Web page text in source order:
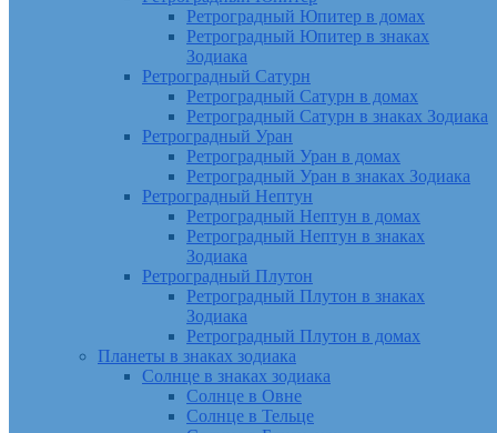
Ретроградный Юпитер в домах
Ретроградный Юпитер в знаках
Зодиака
Ретроградный Сатурн
Ретроградный Сатурн в домах
Ретроградный Сатурн в знаках Зодиака
Ретроградный Уран
Ретроградный Уран в домах
Ретроградный Уран в знаках Зодиака
Ретроградный Нептун
Ретроградный Нептун в домах
Ретроградный Нептун в знаках
Зодиака
Ретроградный Плутон
Ретроградный Плутон в знаках
Зодиака
Ретроградный Плутон в домах
Планеты в знаках зодиака
Солнце в знаках зодиака
Солнце в Овне
Солнце в Тельце